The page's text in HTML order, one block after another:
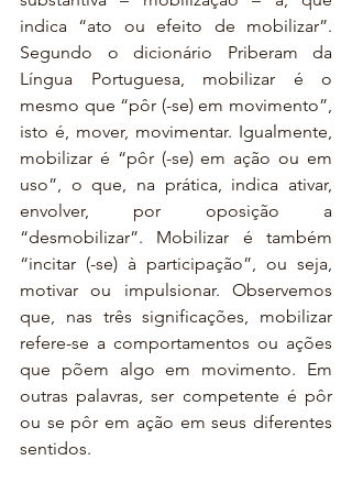
indica “ato ou efeito de mobilizar”.
Segundo o dicionário Priberam da
Língua Portuguesa, mobilizar é o
mesmo que “pôr (-se) em movimento”,
isto é, mover, movimentar. Igualmente,
mobilizar é “pôr (-se) em ação ou em
uso”, o que, na prática, indica ativar,
envolver, por oposição a
“desmobilizar”. Mobilizar é também
“incitar (-se) à participação”, ou seja,
motivar ou impulsionar. Observemos
que, nas três significações, mobilizar
refere-se a comportamentos ou ações
que põem algo em movimento. Em
outras palavras, ser competente é pôr
ou se pôr em ação em seus diferentes
sentidos.